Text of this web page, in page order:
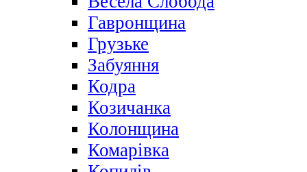
Гавронщина
Грузьке
Забуяння
Кодра
Козичанка
Колонщина
Комарівка